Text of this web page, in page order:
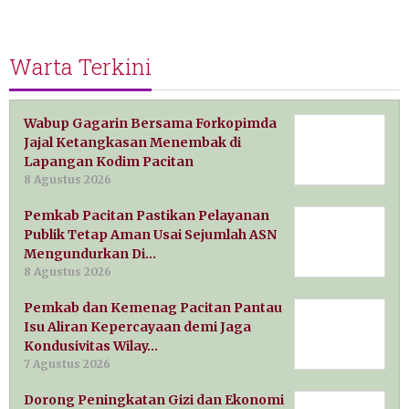
Warta Terkini
Wabup Gagarin Bersama Forkopimda
Jajal Ketangkasan Menembak di
Lapangan Kodim Pacitan
8 Agustus 2026
Pemkab Pacitan Pastikan Pelayanan
Publik Tetap Aman Usai Sejumlah ASN
Mengundurkan Di…
8 Agustus 2026
Pemkab dan Kemenag Pacitan Pantau
Isu Aliran Kepercayaan demi Jaga
Kondusivitas Wilay…
7 Agustus 2026
Dorong Peningkatan Gizi dan Ekonomi